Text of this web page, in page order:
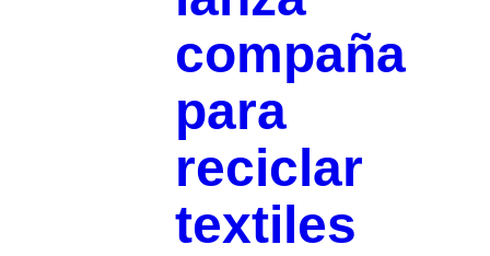
compaña
para
reciclar
textiles